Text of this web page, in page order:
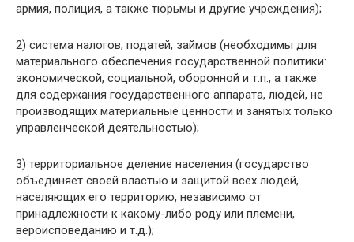
армия, полиция, а также тюрьмы и другие учреждения);
2) система налогов, податей, займов (необходимы для
материального обеспечения государственной политики:
экономической, социальной, оборонной и т.п., а также
для содержания государственного аппарата, людей, не
производящих материальные ценности и занятых только
управленческой деятельностью);
3) территориальное деление населения (государство
объединяет своей властью и защитой всех людей,
населяющих его территорию, независимо от
принадлежности к какому-либо роду или племени,
вероисповеданию и т.д.);